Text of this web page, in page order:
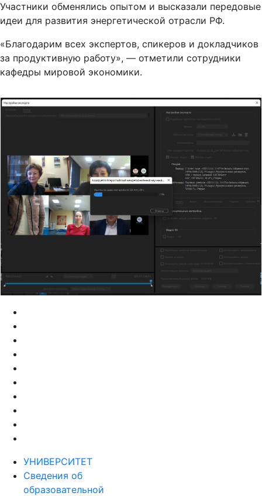
идеи для развития энергетической отрасли РФ.
«Благодарим всех экспертов, спикеров и докладчиков
за продуктивную работу», — отметили сотрудники
кафедры мировой экономики.
Сведения об
образовательной
организации